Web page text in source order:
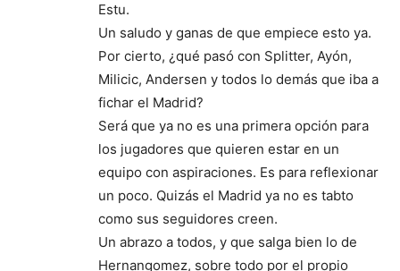
Estu.
Un saludo y ganas de que empiece esto ya.
Por cierto, ¿qué pasó con Splitter, Ayón,
Milicic, Andersen y todos lo demás que iba a
fichar el Madrid?
Será que ya no es una primera opción para
los jugadores que quieren estar en un
equipo con aspiraciones. Es para reflexionar
un poco. Quizás el Madrid ya no es tabto
como sus seguidores creen.
Un abrazo a todos, y que salga bien lo de
Hernangomez, sobre todo por el propio